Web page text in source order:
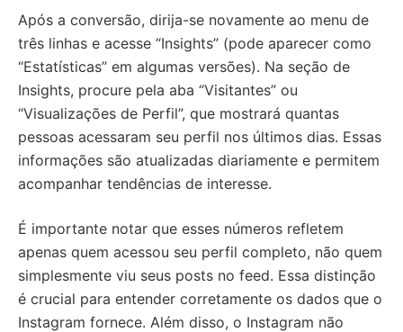
Após a conversão, dirija-se novamente ao menu de
três linhas e acesse “Insights” (pode aparecer como
“Estatísticas” em algumas versões). Na seção de
Insights, procure pela aba “Visitantes” ou
“Visualizações de Perfil”, que mostrará quantas
pessoas acessaram seu perfil nos últimos dias. Essas
informações são atualizadas diariamente e permitem
acompanhar tendências de interesse.
É importante notar que esses números refletem
apenas quem acessou seu perfil completo, não quem
simplesmente viu seus posts no feed. Essa distinção
é crucial para entender corretamente os dados que o
Instagram fornece. Além disso, o Instagram não